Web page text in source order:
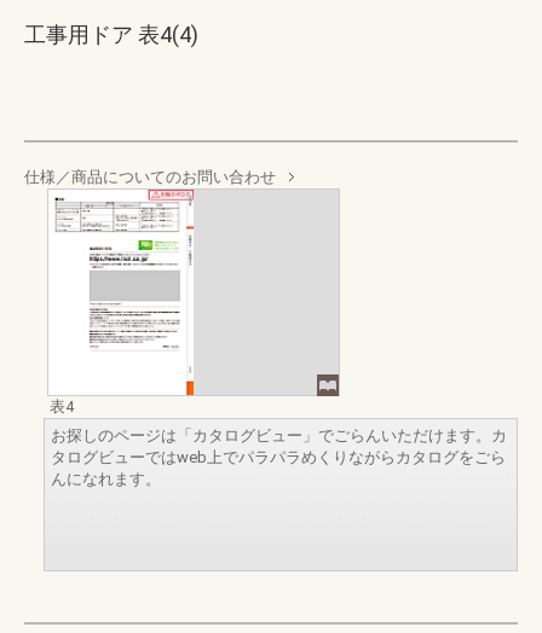
工事用ドア 表4(4)
仕様／商品についてのお問い合わせ
表4
お探しのページは「カタログビュー」でごらんいただけます。カ
タログビューではweb上でパラパラめくりながらカタログをごら
んになれます。